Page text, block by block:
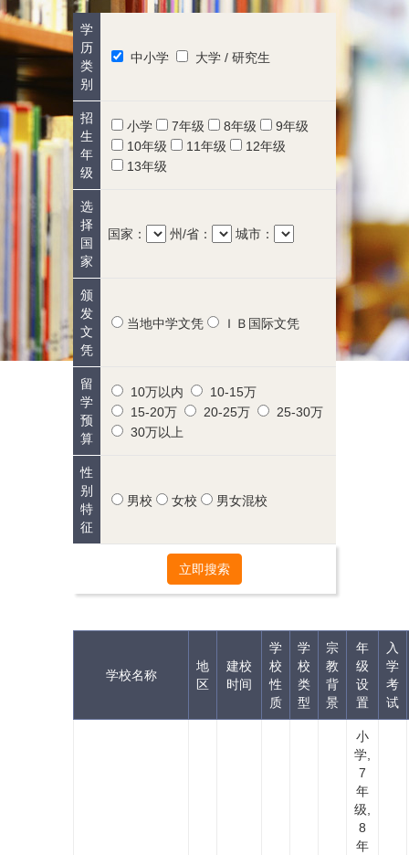
学
历
类
别
中小学 大学 / 研究生
招
生
年
级
小学 7年级 8年级
9年级
10年级
11年级
12年级
13年级
选
择
国
家
国家： 州/省： 城市：
颁
发
文
凭
当地中学文凭 ＩＢ国际文凭
留
学
预
算
10万以内
10-15万
15-20万
20-25万
25-30万
30万以上
性
别
特
征
男校 女校 男女混校
立即搜索
学校名称
地
区
建校
时间
学
校
性
质
学
校
类
型
宗
教
背
景
年
级
设
置
入
学
考
试
小
学,
7
年
级,
8
年